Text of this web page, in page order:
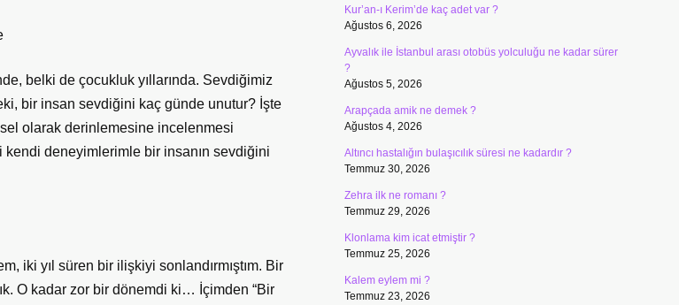
belki de çocukluk yıllarında. Sevdiğimiz
bir insan sevdiğini kaç günde unutur? İşte
olarak derinlemesine incelenmesi
deneyimlerimle bir insanın sevdiğini
iki yıl süren bir ilişkiyi sonlandırmıştım. Bir
O kadar zor bir dönemdi ki… İçimden “Bir
Kur’an-ı Kerim’de kaç adet var ?
Ağustos 6, 2026
Ayvalık ile İstanbul arası otobüs yolculuğu ne kadar sürer
?
Ağustos 5, 2026
Arapçada amik ne demek ?
Ağustos 4, 2026
Altıncı hastalığın bulaşıcılık süresi ne kadardır ?
Temmuz 30, 2026
Zehra ilk ne romanı ?
Temmuz 29, 2026
Klonlama kim icat etmiştir ?
Temmuz 25, 2026
Kalem eylem mi ?
Temmuz 23, 2026